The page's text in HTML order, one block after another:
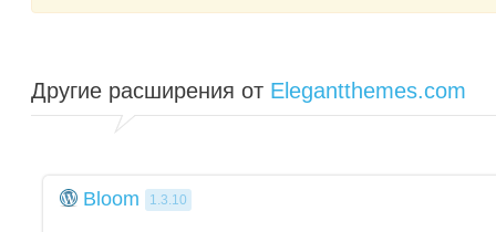
Другие расширения от Elegantthemes.com
Bloom 1.3.10